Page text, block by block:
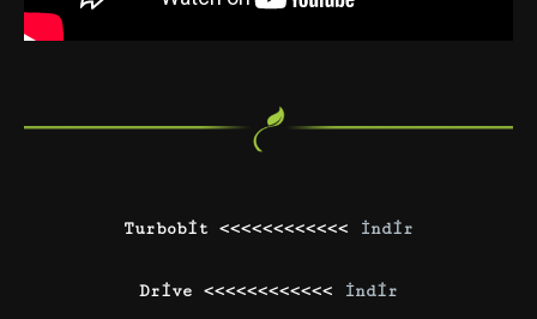
Turbobit <<<<<<<<<<<< İndir
Drive <<<<<<<<<<<< İndir